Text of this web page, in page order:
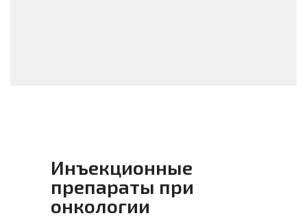
Инъекционные
препараты при
онкологии